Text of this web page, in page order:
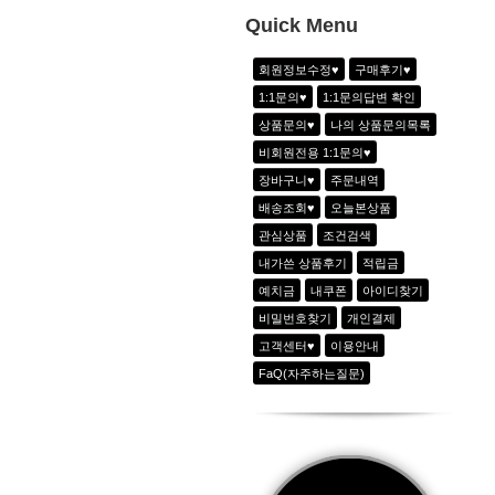
2 아노락 하프집업 쟈켓_3color
3 골지 반지퍼 반팔T_3color
4 쿨링 아노락 아웃포켓팬츠_블랙
5 비비드 집업쟈켓_2color
6 에어리 시크 라이오셀 반팔티_크림화이
Quick Menu
회원정보수정♥ 구매후기♥
1:1문의♥ 1:1문의답변 확인
상품문의♥ 나의 상품문의목록
비회원전용 1:1문의♥
장바구니♥ 주문내역
배송조회♥ 오늘본상품
관심상품 조건검색
내가쓴 상품후기 적립금
예치금 내쿠폰 아이디찾기
비밀번호찾기 개인결제
고객센터♥ 이용안내
FaQ(자주하는질문)